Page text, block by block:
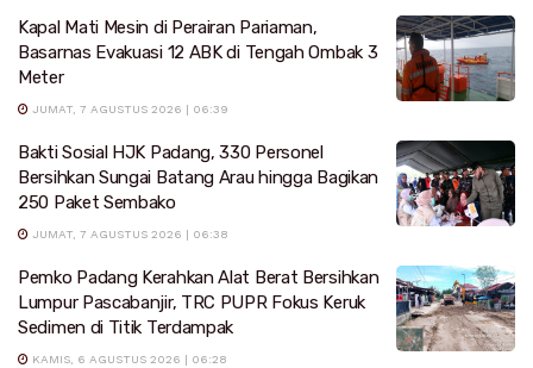
Kapal Mati Mesin di Perairan Pariaman,
Basarnas Evakuasi 12 ABK di Tengah Ombak 3
Meter
JUMAT, 7 AGUSTUS 2026 | 06:39
Bakti Sosial HJK Padang, 330 Personel
Bersihkan Sungai Batang Arau hingga Bagikan
250 Paket Sembako
JUMAT, 7 AGUSTUS 2026 | 06:38
Pemko Padang Kerahkan Alat Berat Bersihkan
Lumpur Pascabanjir, TRC PUPR Fokus Keruk
Sedimen di Titik Terdampak
KAMIS, 6 AGUSTUS 2026 | 06:28